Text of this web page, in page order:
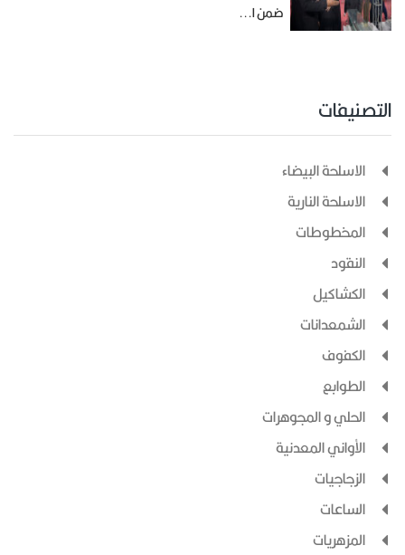
ضمن ا...
التصنيفات
الاسلحة البيضاء
الاسلحة النارية
المخطوطات
النقود
الكشاكيل
الشمعدانات
الكفوف
الطوابع
الحلي و المجوهرات
الأواني المعدنية
الزجاجيات
الساعات
المزهريات